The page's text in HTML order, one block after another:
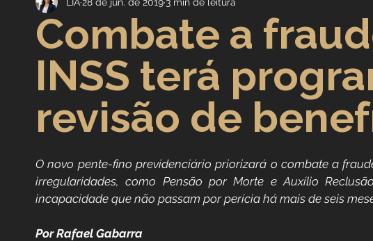
Planejamento Previdenciário Direito Previdenciário
Incapacidade / Auxílio Benefícios por incapacidade
Aposentadoria Especial Aposentadoria por idade
Previdência Internacional Direitos Sociais
Previdência para Trabalhadores
Combate a
INSS terá
revisão de
O novo pente-fino previdenciário priorizará o combate a
irregularidades, como Pensão por Morte e Auxílio
incapacidade que não passam por perícia há mais de seis
Por Rafael Gabarra